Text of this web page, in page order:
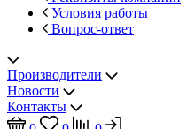
Условия работы
Вопрос-ответ
Производители
Новости
Контакты